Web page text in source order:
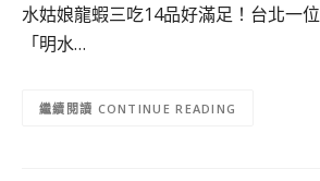
水姑娘龍蝦三吃14品好滿足！台北一
「明水…
CONTINUE READING